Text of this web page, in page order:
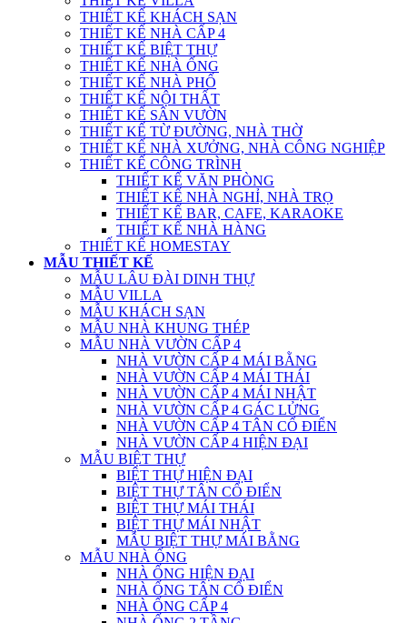
THIẾT KẾ KHÁCH SẠN
THIẾT KẾ NHÀ CẤP 4
THIẾT KẾ BIỆT THỰ
THIẾT KẾ NHÀ ỐNG
THIẾT KẾ NHÀ PHỐ
THIẾT KẾ NỘI THẤT
THIẾT KẾ SÂN VƯỜN
THIẾT KẾ TỪ ĐƯỜNG, NHÀ THỜ
THIẾT KẾ NHÀ XƯỞNG, NHÀ CÔNG NGHIỆP
THIẾT KẾ CÔNG TRÌNH
THIẾT KẾ VĂN PHÒNG
THIẾT KẾ NHÀ NGHỈ, NHÀ TRỌ
THIẾT KẾ BAR, CAFE, KARAOKE
THIẾT KẾ NHÀ HÀNG
THIẾT KẾ HOMESTAY
MẪU THIẾT KẾ
MẪU LÂU ĐÀI DINH THỰ
MẪU VILLA
MẪU KHÁCH SẠN
MẪU NHÀ KHUNG THÉP
MẪU NHÀ VƯỜN CẤP 4
NHÀ VƯỜN CẤP 4 MÁI BẰNG
NHÀ VƯỜN CẤP 4 MÁI THÁI
NHÀ VƯỜN CẤP 4 MÁI NHẬT
NHÀ VƯỜN CẤP 4 GÁC LỬNG
NHÀ VƯỜN CẤP 4 TÂN CỔ ĐIỂN
NHÀ VƯỜN CẤP 4 HIỆN ĐẠI
MẪU BIỆT THỰ
BIỆT THỰ HIỆN ĐẠI
BIỆT THỰ TÂN CỔ ĐIỂN
BIỆT THỰ MÁI THÁI
BIỆT THỰ MÁI NHẬT
MẪU BIỆT THỰ MÁI BẰNG
MẪU NHÀ ỐNG
NHÀ ỐNG HIỆN ĐẠI
NHÀ ỐNG TÂN CỔ ĐIỂN
NHÀ ỐNG CẤP 4